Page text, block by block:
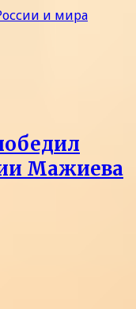
Мажиева